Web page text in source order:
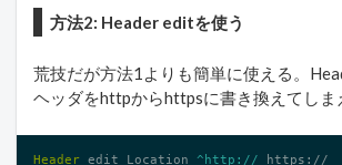
方法2: Header editを使う
荒技だが方法1よりも簡単に使える。
ヘッダをhttpからhttpsに書き換えてしま
Header edit Location ^http:// https://